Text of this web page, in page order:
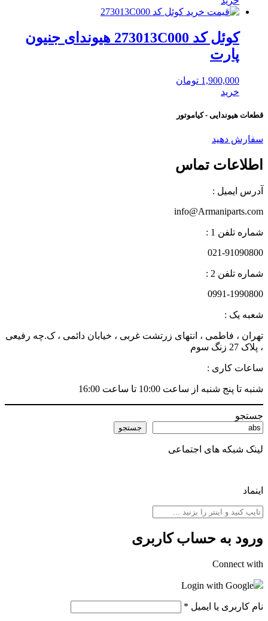
کوئل کد 273013C000 هیوندای جنیون
پارت
1,900,000 تومان
خرید
قطعات هیوندایی - کیاموتور
سفارش دهید
اطلاعات تماس
آدرس ایمیل :
info@Armaniparts.com
شماره تلفن 1 :
021-91090800
شماره تلفن 2 :
0991-1990800
شعبه یک :
تهران ، فاطمی ، انتهای زرتشت غربی ، خیابان دائمی ، ک.چه رفیعی
، پلاک 27 زنگ سوم
ساعات کاری :
شنبه تا پنج شنبه از ساعت 10:00 تا ساعت 16:00
جستجو
جستجو
لینک شبکه های اجتماعی
اینماد
ورود به حساب کاربری
Connect with
Login with Google
نام کاربری یا ایمیل *